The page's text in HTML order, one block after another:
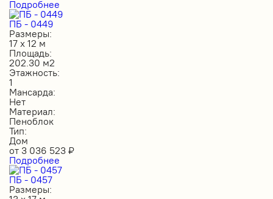
Подробнее
ПБ - 0449
Размеры:
17 х 12 м
Площадь:
202.30 м2
Этажность:
1
Мансарда:
Нет
Материал:
Пеноблок
Тип:
Дом
от 3 036 523 ₽
Подробнее
ПБ - 0457
Размеры: